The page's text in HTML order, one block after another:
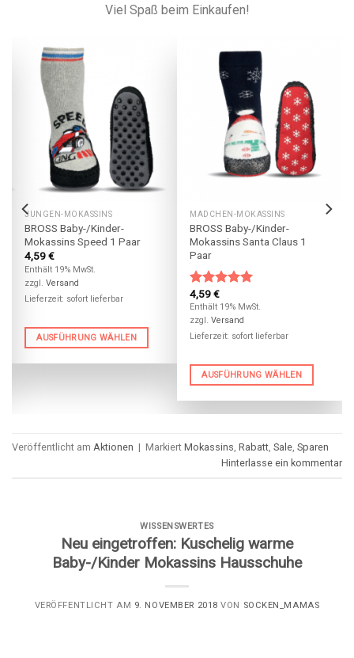
Viel Spaß beim Einkaufen!
JUNGEN-MOKASSINS
BROSS Baby-/Kinder-
Mokassins Speed 1 Paar
4,59€
Enthält 19% MwSt.
zzgl.Versand
Lieferzeit: sofort lieferbar
AUSFÜHRUNG WÄHLEN
MÄDCHEN-MOKASSINS
BROSS Baby-/Kinder-
Mokassins Santa Claus 1
Paar
Bewertet
mit5.00
von 5
4,59€
Enthält 19% MwSt.
zzgl.Versand
Lieferzeit: sofort lieferbar
AUSFÜHRUNG WÄHLEN
Veröffentlicht am Aktionen | Markiert Mokassins Rabatt Sale Sparen
Hinterlasse ein kommentar
WISSENSWERTES
Neu eingetroffen: Kuschelig warme
Baby-/Kinder Mokassins Hausschuhe
VERÖFFENTLICHT AM 9. NOVEMBER 2018 VON SOCKEN_MAMAS